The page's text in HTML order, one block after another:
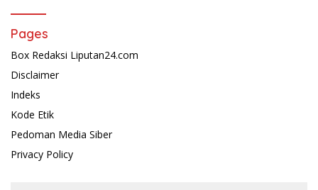
Pages
Box Redaksi Liputan24.com
Disclaimer
Indeks
Kode Etik
Pedoman Media Siber
Privacy Policy